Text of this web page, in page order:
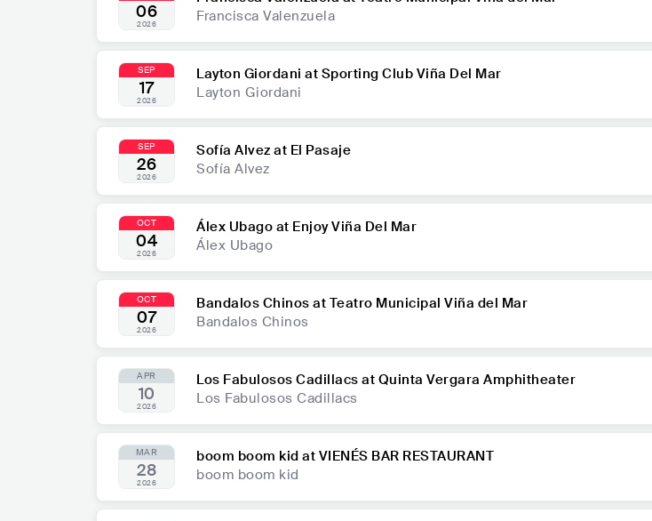
06
2026
Francisca Valenzuela
SEP
17
2026
Layton Giordani at Sporting Club Viña Del Mar
Layton Giordani
SEP
26
2026
Sofía Alvez at El Pasaje
Sofía Alvez
OCT
04
2026
Álex Ubago at Enjoy Viña Del Mar
Álex Ubago
OCT
07
2026
Bandalos Chinos at Teatro Municipal Viña del Mar
Bandalos Chinos
APR
10
2026
Los Fabulosos Cadillacs at Quinta Vergara Amphitheater
Los Fabulosos Cadillacs
MAR
28
2026
boom boom kid at VIENÉS BAR RESTAURANT
boom boom kid